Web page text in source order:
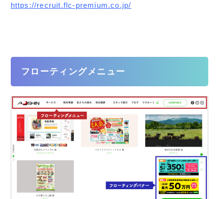
https://recruit.flc-premium.co.jp/
フローティングメニュー